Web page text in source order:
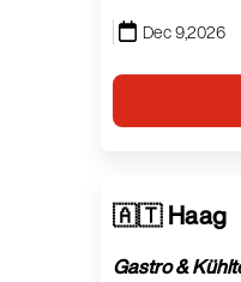
Dec 9,2026
🇦🇹 Haag
Gastro &